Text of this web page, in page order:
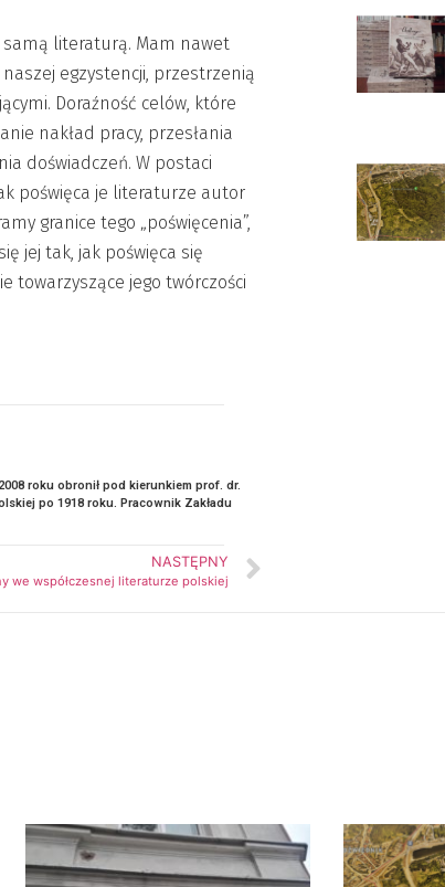
samą literaturą. Mam nawet
egzystencji, przestrzenią
Doraźność celów, które
nakład pracy, przesłania
doświadczeń. W postaci
poświęca je literaturze autor
granice tego „poświęcenia”,
jej tak, jak poświęca się
towarzyszące jego twórczości
roku obronił pod kierunkiem prof. dr.
po 1918 roku. Pracownik Zakładu
NASTĘPNY
we współczesnej literaturze polskiej